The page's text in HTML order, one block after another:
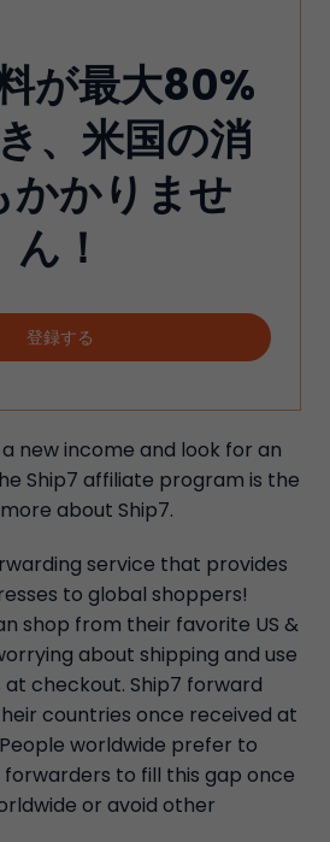
が最大80%
、米国の消
かかりませ
ん！
登録する
new income and look for an
Ship7 affiliate program is the
about Ship7.
service that provides
to global shoppers!
shop from their favorite US &
about shipping and use
at checkout. Ship7 forward
countries once received at
worldwide prefer to
to fill this gap once
or avoid other